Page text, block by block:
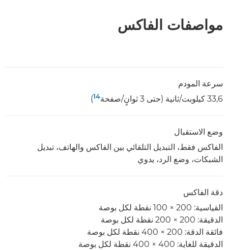
مواصفات الفاكس
سرعة المودم
33,6 كيلوبت/ثانية (حتى 3 ثوانٍ/صفحة
14
)
وضع الاستقبال
الفاكس فقط، التبديل التلقائي بين الفاكس والهاتف، تبديل
الشبكات، وضع الرد، يدوي
دقة الفاكس
القياسية: 200 × 100 نقطة لكل بوصة
الدقيقة: 200 × 200 نقطة لكل بوصة
فائقة الدقة: 200 × 400 نقطة لكل بوصة
الدقيقة للغاية: 400 × 400 نقطة لكل بوصة